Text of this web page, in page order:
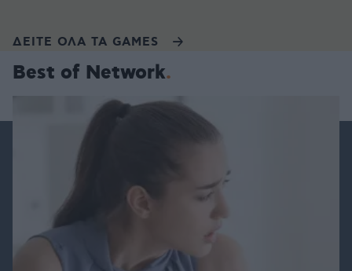
ΔΕΙΤΕ ΟΛΑ ΤΑ GAMES
Best of Network